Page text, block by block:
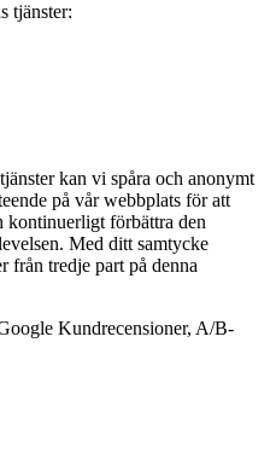
tjänster:
kan vi spåra och anonymt
på vår webbplats för att
kontinuerligt förbättra den
Med ditt samtycke
från tredje part på denna
Kundrecensioner, A/B-